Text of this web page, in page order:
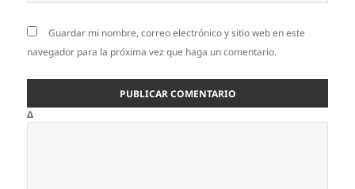
Guardar mi nombre, correo electrónico y sitio web en este
navegador para la próxima vez que haga un comentario.
Δ